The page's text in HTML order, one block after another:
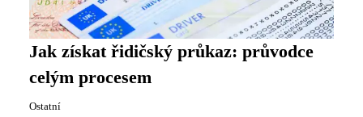
Jak získat řidičský průkaz: průvodce
celým procesem
Ostatní